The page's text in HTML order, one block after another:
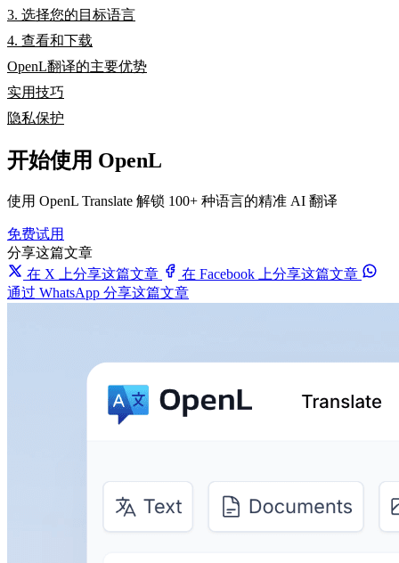
3. 选择您的目标语言
4. 查看和下载
OpenL翻译的主要优势
实用技巧
隐私保护
开始使用 OpenL
使用 OpenL Translate 解锁 100+ 种语言的精准 AI 翻译
免费试用
分享这篇文章
在 X 上分享这篇文章
在 Facebook 上分享这篇文章
通过 WhatsApp 分享这篇文章